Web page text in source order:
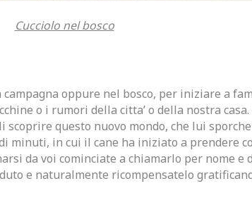
Cucciolo nel bosco
oppure nel bosco, per iniziare a
o i rumori della citta’ o della nostra
questo nuovo mondo, che lui
minuti, in cui il cane ha iniziato a prendere
da voi cominciate a chiamarlo per nome e
e naturalmente ricompensatelo